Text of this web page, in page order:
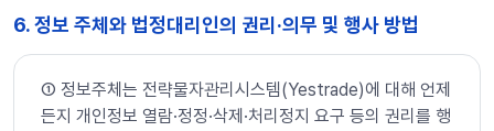
6. 정보 주체와 법정대리인의 권리·의무 및 행사 방법
➀ 정보주체는 전략물자관리시스템(Yestrade)에 대해 언제
든지 개인정보 열람·정정·삭제·처리정지 요구 등의 권리를 행